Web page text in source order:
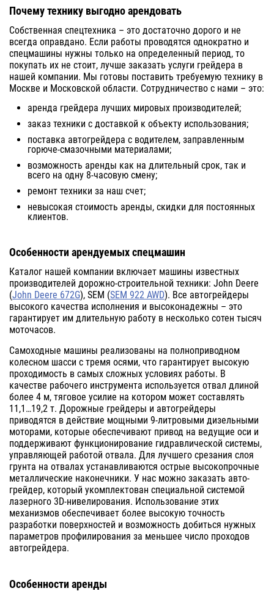
Почему технику выгодно арендовать
Собственная спецтехника – это достаточно дорого и не
всегда оправдано. Если работы проводятся однократно и
спецмашины нужны только на определенный период, то
покупать их не стоит, лучше заказать услуги грейдера в
нашей компании. Мы готовы поставить требуемую технику в
Москве и Московской области. Сотрудничество с нами – это:
аренда грейдера лучших мировых производителей;
заказ техники с доставкой к объекту использования;
поставка автогрейдера с водителем, заправленным
горюче-смазочными материалами;
возможность аренды как на длительный срок, так и
всего на одну 8-часовую смену;
ремонт техники за наш счет;
невысокая стоимость аренды, скидки для постоянных
клиентов.
Особенности арендуемых спецмашин
Каталог нашей компании включает машины известных
производителей дорожно-строительной техники: John Deere
(John Deere 672G), SEM (SEM 922 AWD). Все автогрейдеры
высокого качества исполнения и высоконадежны – это
гарантирует им длительную работу в несколько сотен тысяч
моточасов.
Самоходные машины реализованы на полноприводном
колесном шасси с тремя осями, что гарантирует высокую
проходимость в самых сложных условиях работы. В
качестве рабочего инструмента используется отвал длиной
более 4 м, тяговое усилие на котором может составлять
11,1…19,2 т. Дорожные грейдеры и автогрейдеры
приводятся в действие мощными 9-литровыми дизельными
моторами, которые обеспечивают привод на ведущие оси и
поддерживают функционирование гидравлической системы,
управляющей работой отвала. Для лучшего срезания слоя
грунта на отвалах устанавливаются острые высокопрочные
металлические наконечники. У нас можно заказать авто-
грейдер, который укомплектован специальной системой
лазерного 3D-нивелирования. Использование этих
механизмов обеспечивает более высокую точность
разработки поверхностей и возможность добиться нужных
параметров профилирования за меньшее число проходов
автогрейдера.
Особенности аренды